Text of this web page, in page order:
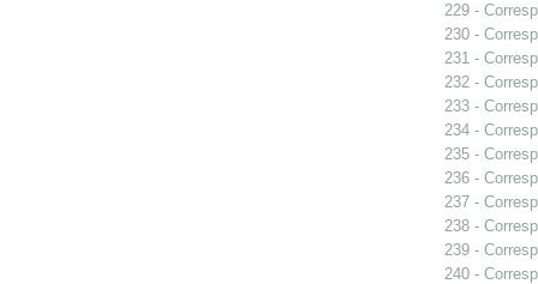
229 -
230 -
231 -
232 -
233 -
234 -
235 -
236 -
237 -
238 -
239 -
240 -